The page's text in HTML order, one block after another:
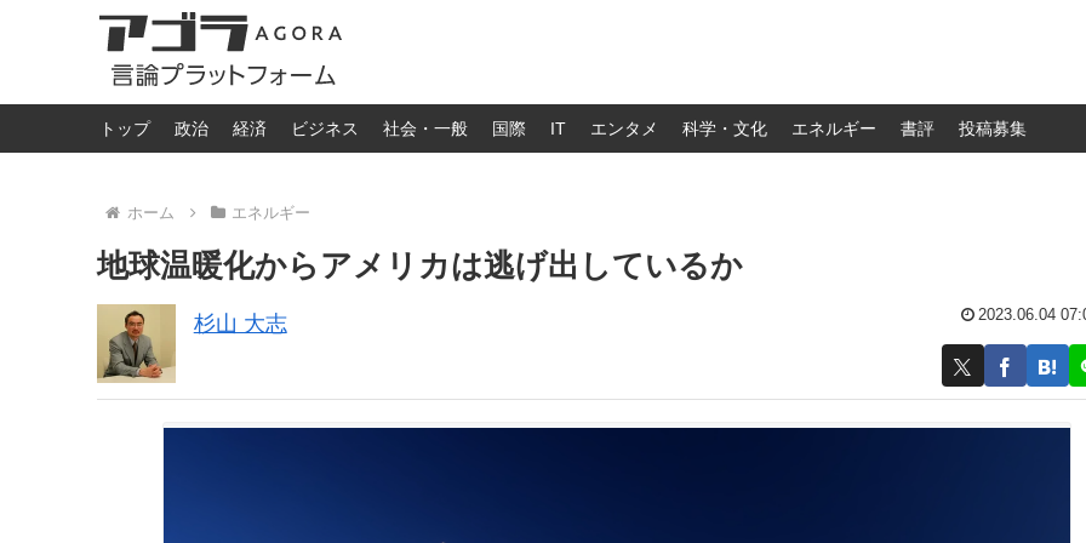
トップ 政治 経済 ビジネス 社会・一般 国際 IT エンタメ 科学・文化 エネルギー 書評 投稿募集
ホーム エネルギー
地球温暖化からアメリカは逃げ出しているか
杉山 大志 2023.06.04